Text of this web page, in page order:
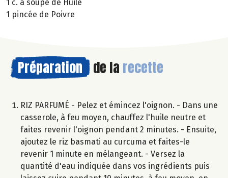
1 c. à soupe de Huile
1 pincée de Poivre
Préparation de la recette
RIZ PARFUMÉ - Pelez et émincez l'oignon. - Dans une
casserole, à feu moyen, chauffez l'huile neutre et
faites revenir l'oignon pendant 2 minutes. - Ensuite,
ajoutez le riz basmati au curcuma et faites-le
revenir 1 minute en mélangeant. - Versez la
quantité d'eau indiquée dans vos ingrédients puis